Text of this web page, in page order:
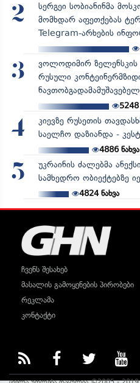
2
სერგეი სობიანინმა
მომხდარ აფეთქებას
Telegram-არხების
3
ვოლოდიმირ ზელენსკის
რუსული
5248
4
კიევზე რუსეთის
საელჩო დაზიანდა -
4886ნახვა
5
უკრაინის ძალებმა
სამხედრო ობიექტებზე
4824ნახვა
ჩვენს შესახებ
მასალის გამოყენების პირობები
რეკლამა
კონტაქტი